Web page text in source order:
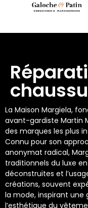
La Maison Margiela,
avant-gardiste Martin
des marques les plus
Connu pour son
anonymat radical,
traditionnels du luxe
déconstruites et
créations, souvent
la mode, inspirant une
l’esthétique du